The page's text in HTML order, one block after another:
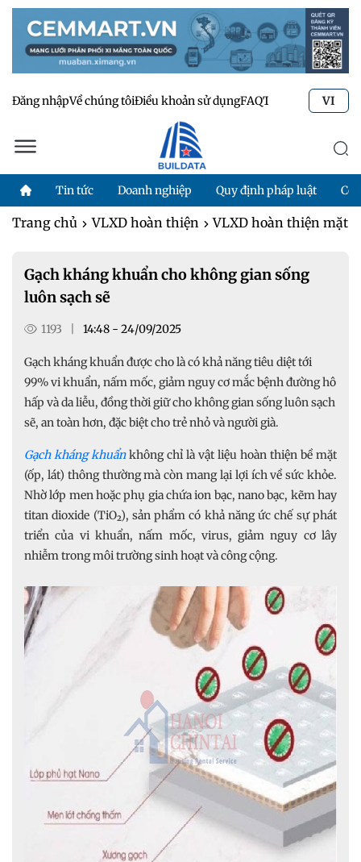
Đăng nhậpVề chúng tôiĐiều khoản sử dụngFAQTư vấn kỹ thuật
VI
Tin tức Doanh nghiệp Quy định pháp luật
Trang chủ VLXD hoàn thiện VLXD hoàn thiện mặt
Gạch kháng khuẩn cho không gian sống
luôn sạch sẽ
1193 14:48 - 24/09/2025
Gạch kháng khuẩn được cho là có khả năng tiêu diệt tới
99% vi khuẩn, nấm mốc, giảm nguy cơ mắc bệnh đường hô
hấp và da liễu, đồng thời giữ cho không gian sống luôn sạch
sẽ, an toàn hơn, đặc biệt cho trẻ nhỏ và người già.
Gạch kháng khuẩnkhông chỉ là vật liệu hoàn thiện bề mặt
(ốp, lát) thông thường mà còn mang lại lợi ích về sức khỏe.
Nhờ lớp men hoặc phụ gia chứa ion bạc, nano bạc, kẽm hay
titan dioxide (TiO₂), sản phẩm có khả năng ức chế sự phát
triển của vi khuẩn, nấm mốc, virus, giảm nguy cơ lây
nhiễm trong môi trường sinh hoạt và công cộng.